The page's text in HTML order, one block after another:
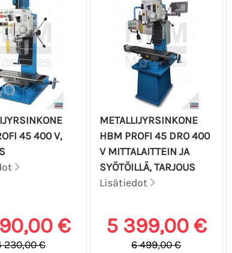
45 400 V,
€
230,00 €
METALLIJYRSINKONE
HBM PROFI 45 DRO 400
V MITTALAITTEIN JA
SYÖTÖILLÄ, TARJOUS
Lisätiedot
5 399,00 €
6 499,00 €